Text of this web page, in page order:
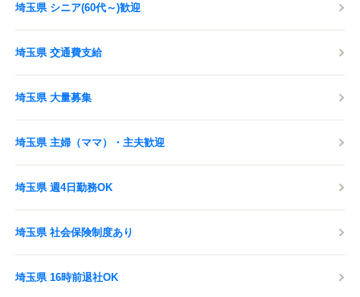
応募する
埼玉県 シニア(60代～)歓迎
埼玉県 交通費支給
埼玉県 大量募集
埼玉県 主婦（ママ）・主夫歓迎
埼玉県 週4日勤務OK
埼玉県 社会保険制度あり
埼玉県 16時前退社OK